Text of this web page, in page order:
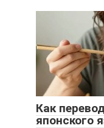
Как
японского